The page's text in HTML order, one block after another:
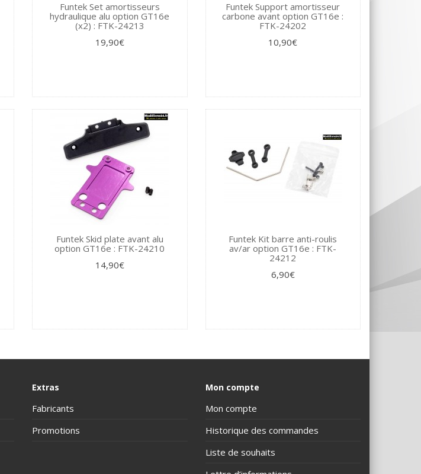
Funtek Set amortisseurs
hydraulique alu option GT16e
(x2) : FTK-24213
19,90€
Funtek Support amortisseur
carbone avant option GT16e :
FTK-24202
10,90€
Funtek Skid plate avant alu
option GT16e : FTK-24210
14,90€
Funtek Kit barre anti-roulis
av/ar option GT16e : FTK-
24212
6,90€
Extras
Fabricants
Promotions
Mon compte
Mon compte
Historique des commandes
Liste de souhaits